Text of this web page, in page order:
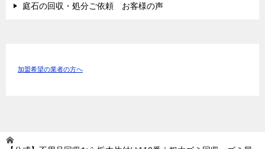
庭石の回収・処分ご依頼 お客様の声
加盟希望の業者の方へ